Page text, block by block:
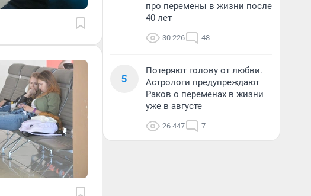
про перемены в жизни после
40 лет
30 226 48
5
Потеряют голову от любви.
Астрологи предупреждают
Раков о переменах в жизни
уже в августе
26 447 7